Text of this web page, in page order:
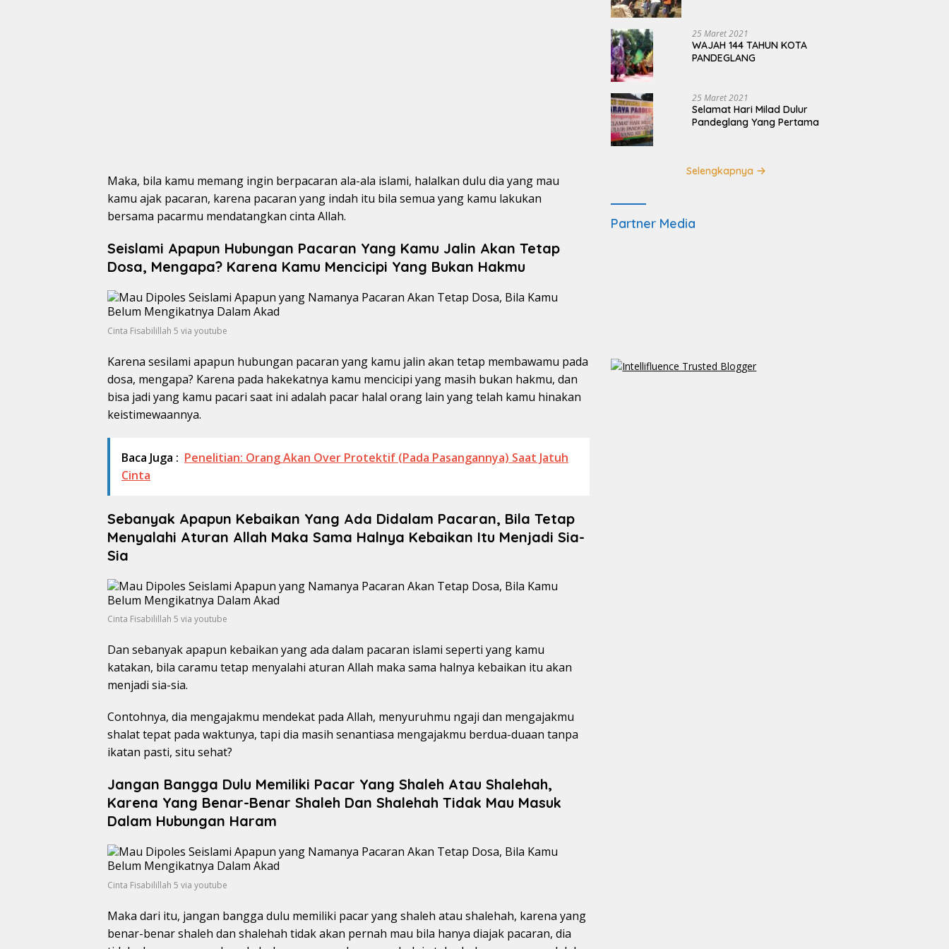
Maka, bila kamu memang ingin berpacaran ala-ala islami, halalkan dulu dia yang mau
kamu ajak pacaran, karena pacaran yang indah itu bila semua yang kamu lakukan
bersama pacarmu mendatangkan cinta Allah.
Seislami Apapun Hubungan Pacaran Yang Kamu Jalin Akan Tetap
Dosa, Mengapa? Karena Kamu Mencicipi Yang Bukan Hakmu
Cinta Fisabilillah 5 via youtube
Karena sesilami apapun hubungan pacaran yang kamu jalin akan tetap membawamu pada
dosa, mengapa? Karena pada hakekatnya kamu mencicipi yang masih bukan hakmu, dan
bisa jadi yang kamu pacari saat ini adalah pacar halal orang lain yang telah kamu hinakan
keistimewaannya.
Baca Juga : Penelitian: Orang Akan Over Protektif (Pada Pasangannya) Saat Jatuh
Cinta
Sebanyak Apapun Kebaikan Yang Ada Didalam Pacaran, Bila Tetap
Menyalahi Aturan Allah Maka Sama Halnya Kebaikan Itu Menjadi Sia-
Sia
Cinta Fisabilillah 5 via youtube
Dan sebanyak apapun kebaikan yang ada dalam pacaran islami seperti yang kamu
katakan, bila caramu tetap menyalahi aturan Allah maka sama halnya kebaikan itu akan
menjadi sia-sia.
Contohnya, dia mengajakmu mendekat pada Allah, menyuruhmu ngaji dan mengajakmu
shalat tepat pada waktunya, tapi dia masih senantiasa mengajakmu berdua-duaan tanpa
ikatan pasti, situ sehat?
Jangan Bangga Dulu Memiliki Pacar Yang Shaleh Atau Shalehah,
Karena Yang Benar-Benar Shaleh Dan Shalehah Tidak Mau Masuk
Dalam Hubungan Haram
Cinta Fisabilillah 5 via youtube
Maka dari itu, jangan bangga dulu memiliki pacar yang shaleh atau shalehah, karena yang
benar-benar shaleh dan shalehah tidak akan pernah mau bila hanya diajak pacaran, dia
25 Maret 2021
WAJAH 144 TAHUN KOTA
PANDEGLANG
25 Maret 2021
Selamat Hari Milad Dulur
Pandeglang Yang Pertama
Selengkapnya
Partner Media